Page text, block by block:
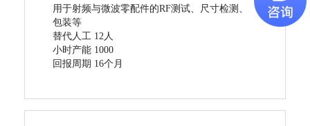
用于射频与微波零配件的RF测试、尺寸检测、
包装等
替代人工 12人
小时产能 1000
回报周期 16个月